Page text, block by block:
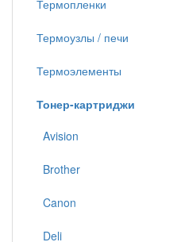
Термопленки
Термоузлы / печи
Термоэлементы
Тонер-картриджи
Avision
Brother
Canon
Deli